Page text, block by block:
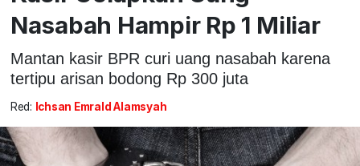
Nasabah Hampir Rp 1 Miliar
Mantan kasir BPR curi uang nasabah karena
tertipu arisan bodong Rp 300 juta
Red: Ichsan Emrald Alamsyah